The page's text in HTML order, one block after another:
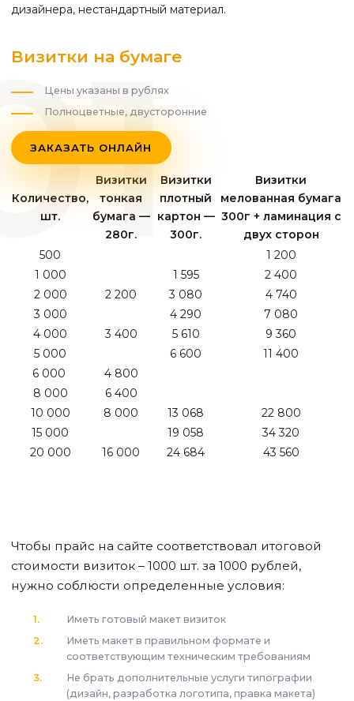
дизайнера, нестандартный материал.
Визитки на бумаге
Цены указаны в рублях
Полноцветные, двусторонние
ЗАКАЗАТЬ ОНЛАЙН
Количество,
шт.
Визитки
тонкая
бумага —
280г.
Визитки
плотный
картон —
300г.
Визитки
мелованная бумага
300г + ламинация с
двух сторон
500
1 200
1 000
1 595
2 400
2 000
2 200 3 080
4 740
3 000
4 290
7 080
4 000
3 400 5 610
9 360
5 000
6 600
11 400
6 000
4 800
8 000
6 400
10 000
8 000 13 068
22 800
15 000
19 058
34 320
20 000
16 000 24 684 43 560
Чтобы прайс на сайте соответствовал итоговой
стоимости визиток – 1000 шт. за 1000 рублей,
нужно соблюсти определенные условия:
Иметь готовый макет визиток
Иметь макет в правильном формате и
соответствующим техническим требованиям
Не брать дополнительные услуги типографии
(дизайн, разработка логотипа, правка макета)